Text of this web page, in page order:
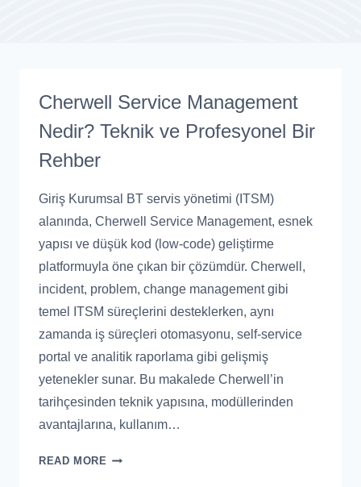
Cherwell Service Management
Nedir? Teknik ve Profesyonel Bir
Rehber
Giriş Kurumsal BT servis yönetimi (ITSM)
alanında, Cherwell Service Management, esnek
yapısı ve düşük kod (low-code) geliştirme
platformuyla öne çıkan bir çözümdür. Cherwell,
incident, problem, change management gibi
temel ITSM süreçlerini desteklerken, aynı
zamanda iş süreçleri otomasyonu, self-service
portal ve analitik raporlama gibi gelişmiş
yetenekler sunar. Bu makalede Cherwell’in
tarihçesinden teknik yapısına, modüllerinden
avantajlarına, kullanım…
READ MORE